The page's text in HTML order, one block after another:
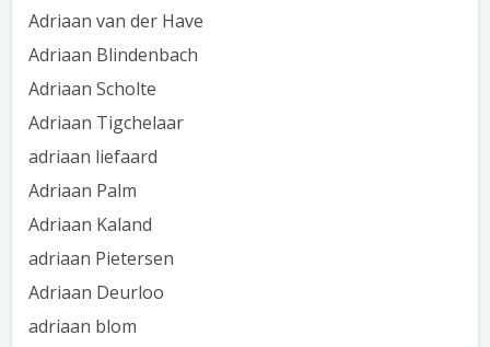
Adriaan van der Have
Adriaan Blindenbach
Adriaan Scholte
Adriaan Tigchelaar
adriaan liefaard
Adriaan Palm
Adriaan Kaland
adriaan Pietersen
Adriaan Deurloo
adriaan blom